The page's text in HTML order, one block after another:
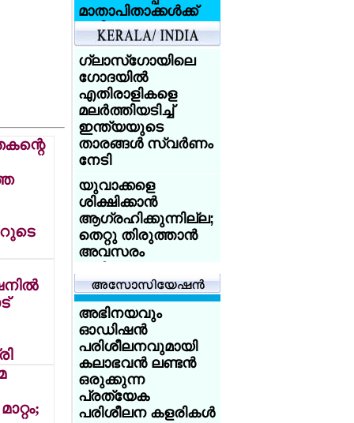
മാതാപിതാക്കള്‍ക്ക്
വലിയ
ആഘാതമായി:
സണ്ണി ലിയോണ്‍
ആസിഡ്
ആക്രമണത്തെ
അതിജീവിച്ച
ഇന്ത്യക്കാരിക്ക്
യുകെ
യൂണിവേഴ്‌സിറ്റിയുടെ
സ്‌കോളര്‍ഷിപ്പ്
യുകെയില്‍
പഠിക്കുകയാണോ?
18 വയസ്സായോ?
ട്രെയിന്‍ ടിക്കറ്റ് 50
ശതമാനം
ഡിസ്‌കൗണ്ട്:
സേവര്‍ റെയില്‍
കാര്‍ഡ് നല്‍കാന്‍
യുകെ
അയര്‍ലന്‍ഡിനായി
ചെസില്‍ തിളങ്ങി
മലയാളി
സഹോദരങ്ങള്‍;
ഗ്ലാസ്‌ഗോയിലെ
ഗോദയില്‍
എതിരാളികളെ
മലര്‍ത്തിയടിച്ച്
ഇന്ത്യയുടെ
താരങ്ങള്‍ സ്വര്‍ണം
നേടി
യുവാക്കളെ
ശിക്ഷിക്കാന്‍
ആഗ്രഹിക്കുന്നില്ല;
തെറ്റു തിരുത്താന്‍
അവസരം
അധിക്ഷേപിച്ച
യുവാക്കളോട്
ക്ഷമിച്ചു -
പ്രധാനമന്ത്രി
കേരളത്തില്‍ 14
ജില്ലകളിലും
കര്‍ക്കടകത്തിലെ
പെരുമഴ:
അഭിനയവും
ഓഡിഷന്‍
പരിശീലനവുമായി
കലാഭവന്‍ ലണ്ടന്‍
ഒരുക്കുന്ന
പ്രത്യേക
പരിശീലന കളരികള്‍